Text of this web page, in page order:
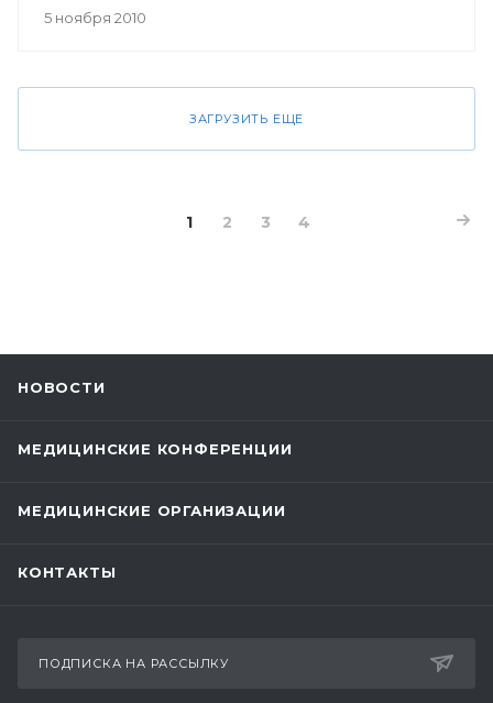
профилактика рака молочной железы».
5 ноября 2010
ЗАГРУЗИТЬ ЕЩЕ
1 2 3 4
НОВОСТИ
МЕДИЦИНСКИЕ КОНФЕРЕНЦИИ
МЕДИЦИНСКИЕ ОРГАНИЗАЦИИ
КОНТАКТЫ
ПОДПИСКА НА РАССЫЛКУ